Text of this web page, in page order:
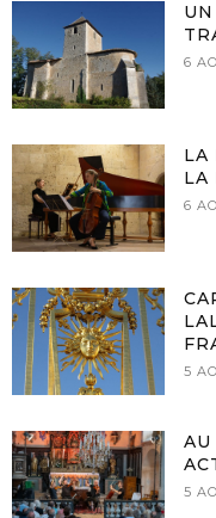
6
LA
LA
6
5
AU
5